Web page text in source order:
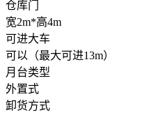
仓库门
宽2m*高4m
可进大车
可以（最大可进13m）
月台类型
外置式
卸货方式